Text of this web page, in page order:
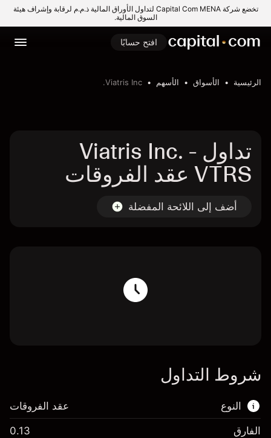
تخضع شركة Capital Com MENA لتداول الأوراق المالية ذ.م.م لرقابة وإشراف هيئة
السوق المالية.
افتح حسابًا
الرئيسية الأسواق الأسهم Viatris Inc.
تداول Viatris Inc. -
VTRS عقد الفروقات
أضف إلى اللائحة المفضلة
شروط التداول
النوع عقد الفروقات
الفارق 0.13